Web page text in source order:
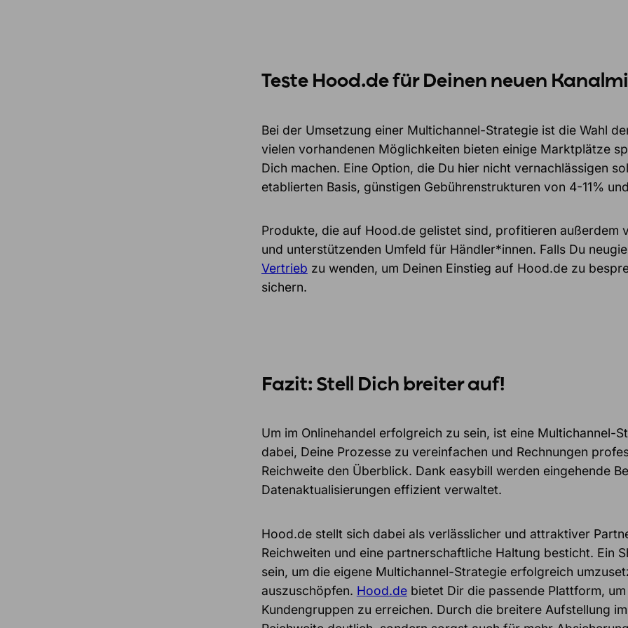
Teste Hood.de für Deinen neuen
Bei der Umsetzung einer Multichannel-Strategie ist die Wahl
vielen vorhandenen Möglichkeiten bieten einige Marktplätze
Dich machen. Eine Option, die Du hier nicht vernachlässigen
etablierten Basis, günstigen Gebührenstrukturen von 4-11%
Produkte, die auf Hood.de gelistet sind, profitieren außerdem
und unterstützenden Umfeld für Händler*innen. Falls Du
Vertrieb zu wenden, um Deinen Einstieg auf Hood.de zu
sichern.
Fazit: Stell Dich breiter auf!
Um im Onlinehandel erfolgreich zu sein, ist eine Multichannel-
dabei, Deine Prozesse zu vereinfachen und Rechnungen
Reichweite den Überblick. Dank easybill werden eingehende
Datenaktualisierungen effizient verwaltet.
Hood.de stellt sich dabei als verlässlicher und attraktiver
Reichweiten und eine partnerschaftliche Haltung besticht. Ein
sein, um die eigene Multichannel-Strategie erfolgreich
auszuschöpfen. Hood.debietet Dir die passende Plattform,
Kundengruppen zu erreichen. Durch die breitere Aufstellung